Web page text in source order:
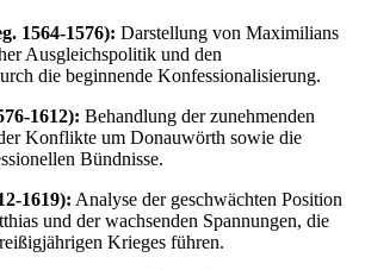
1564-1576): Darstellung von Maximilians
Ausgleichspolitik und den
die beginnende Konfessionalisierung.
1612): Behandlung der zunehmenden
Konflikte um Donauwörth sowie die
Bündnisse.
1619): Analyse der geschwächten Position
und der wachsenden Spannungen, die
Krieges führen.